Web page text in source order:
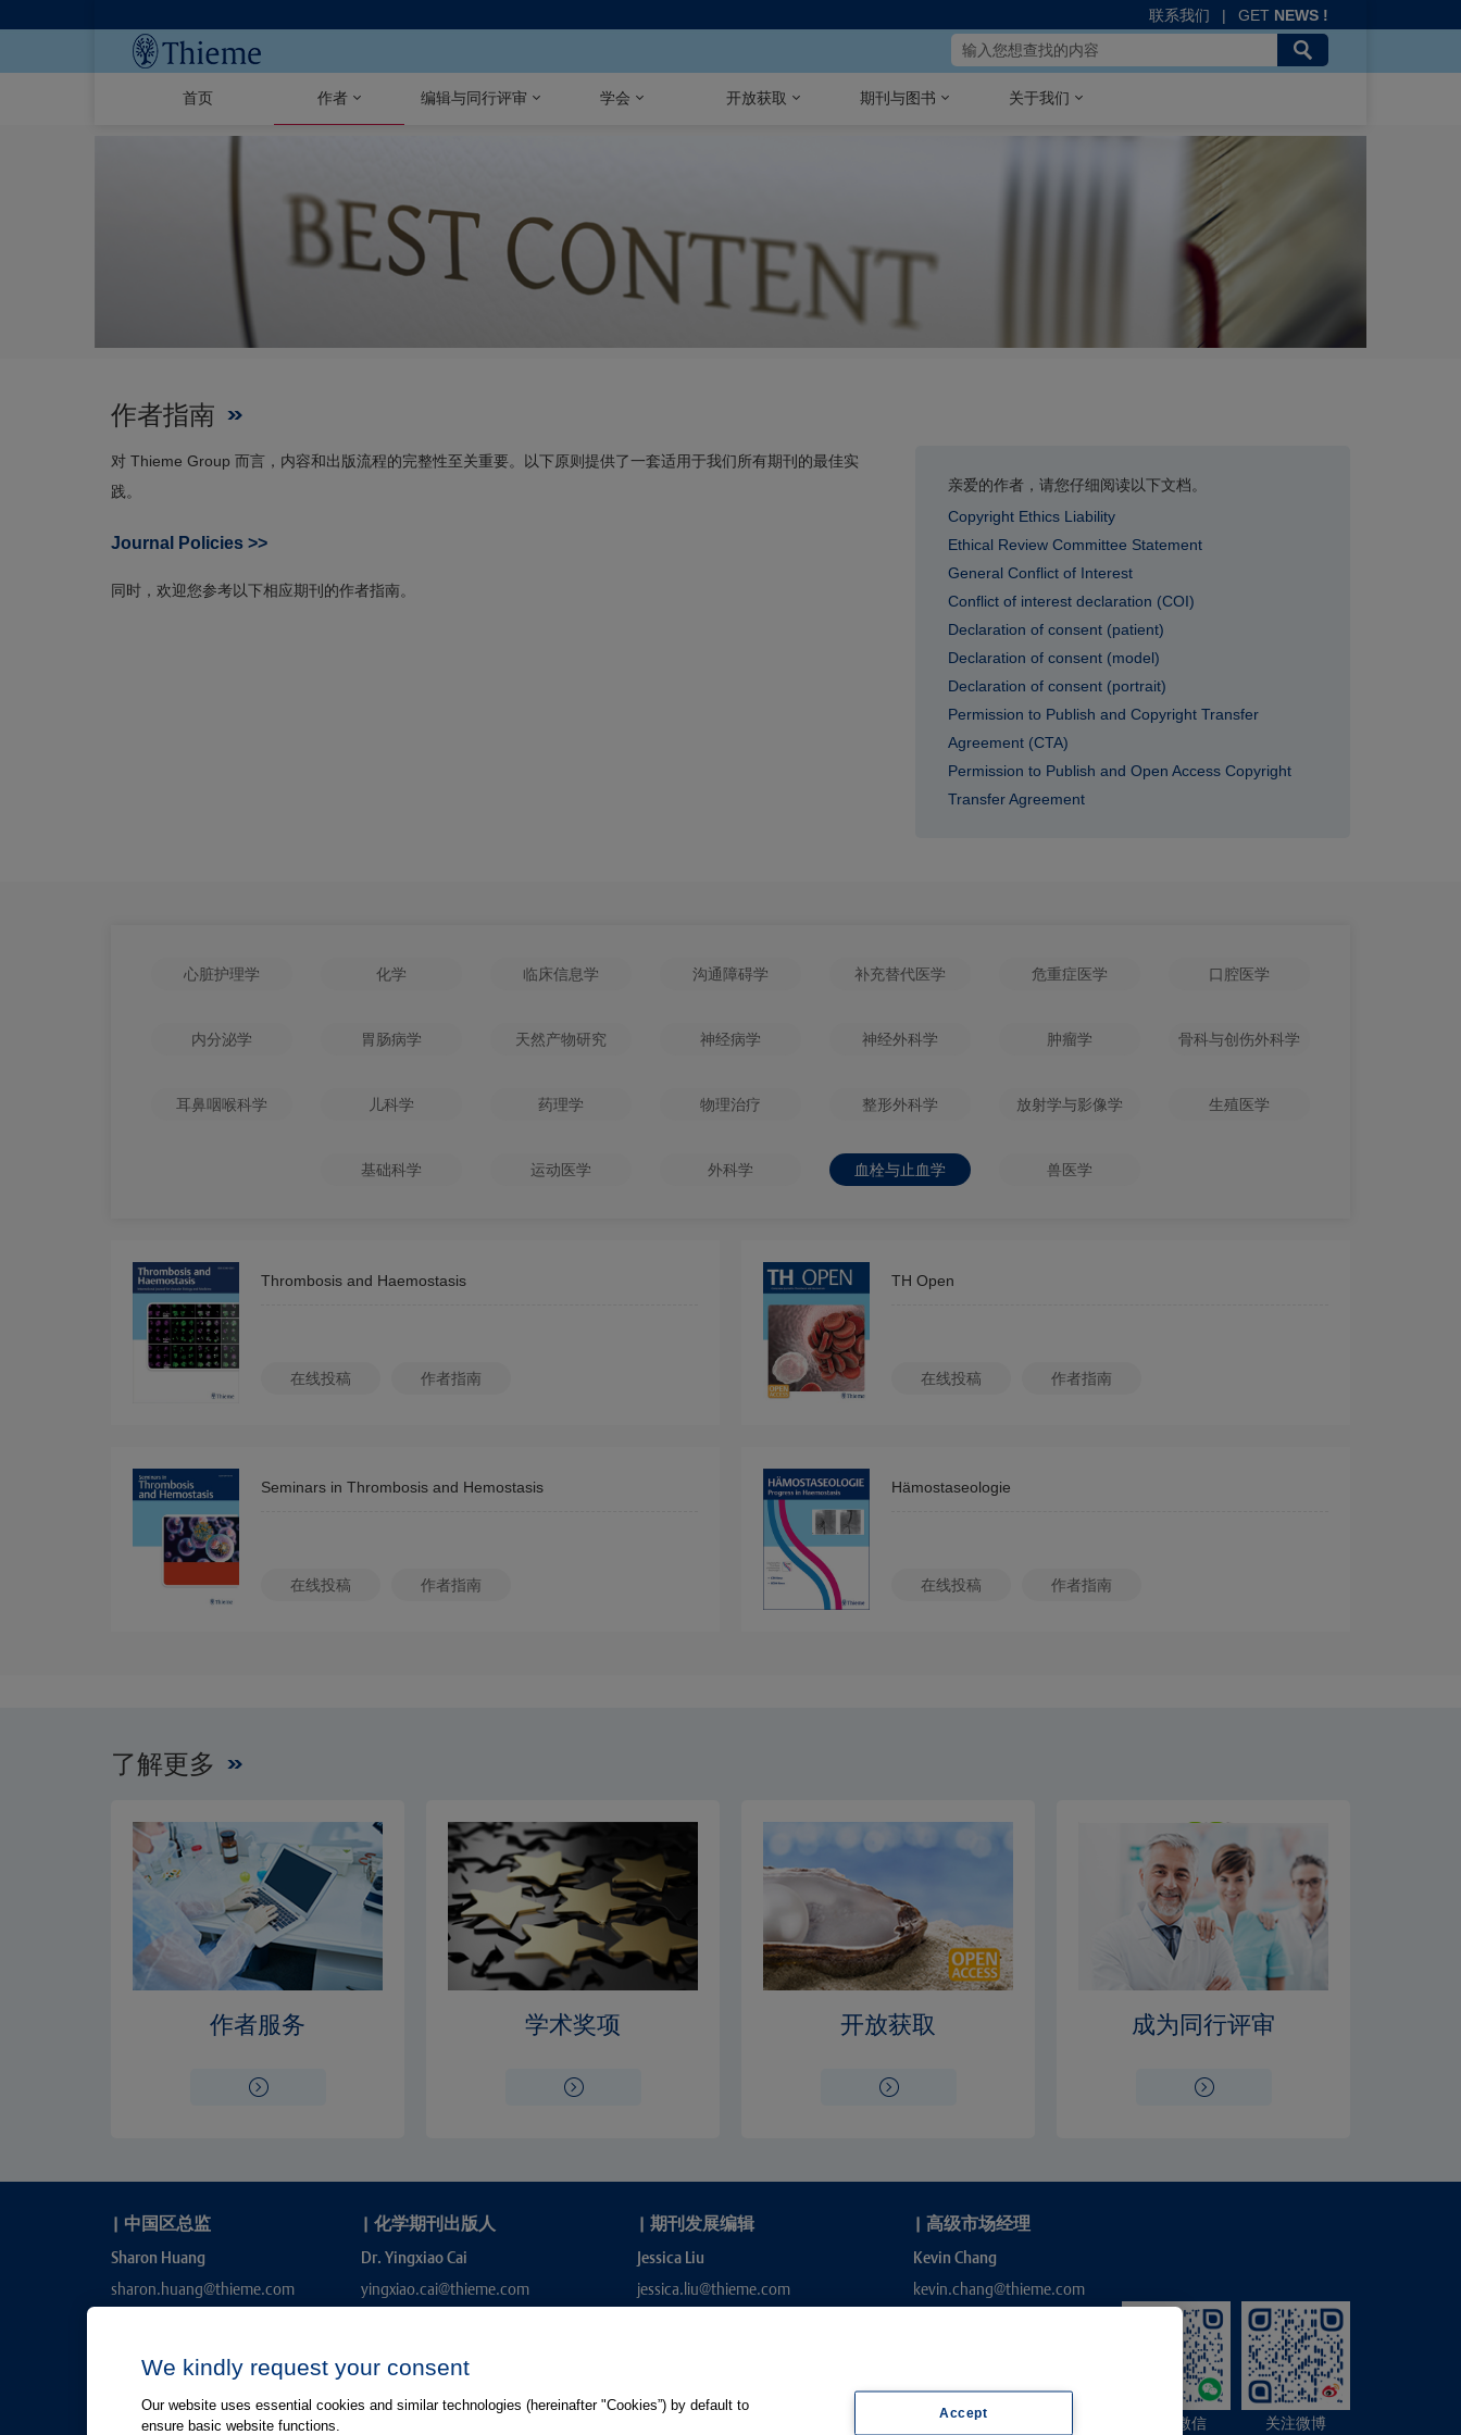
联系我们 | GET NEWS !
首页 作者 编辑与同行评审 学会 开放获取 期刊与图书 关于我们
作者指南
亲爱的作者，请您仔细阅读以下文档。
Copyright Ethics Liability
Ethical Review Committee Statement
General Conflict of Interest
Conflict of interest declaration (COI)
Declaration of consent (patient)
Declaration of consent (model)
Declaration of consent (portrait)
Permission to Publish and Copyright Transfer
Agreement (CTA)
Permission to Publish and Open Access Copyright
Transfer Agreement
对 Thieme Group 而言，内容和出版流程的完整性至关重要。以下原则提供了一套适用于我们所有期刊的最佳实
践。
Journal Policies >>
同时，欢迎您参考以下相应期刊的作者指南。
心脏护理学 化学 临床信息学 沟通障碍学 补充替代医学 危重症医学 口腔医学
内分泌学 胃肠病学 天然产物研究 神经病学 神经外科学 肿瘤学 骨科与创伤外科学
耳鼻咽喉科学 儿科学 药理学 物理治疗 整形外科学 放射学与影像学 生殖医学
基础科学 运动医学 外科学 血栓与止血学 兽医学
Thrombosis and Haemostasis
在线投稿 作者指南
TH Open
在线投稿 作者指南
Seminars in Thrombosis and Hemostasis
在线投稿 作者指南
Hämostaseologie
在线投稿 作者指南
了解更多
作者服务 学术奖项 开放获取 成为同行评审
| 中国区总监
Sharon Huang
sharon.huang@thieme.com
| 化学期刊出版人
Dr. Yingxiao Cai
yingxiao.cai@thieme.com
| 期刊发展编辑
Jessica Liu
jessica.liu@thieme.com
| 高级市场经理
Kevin Chang
kevin.chang@thieme.com
关注微博
关注微信
We kindly request your consent
Our website uses essential cookies and similar technologies (hereinafter "Cookies”) by default to
ensure basic website functions.
Accept